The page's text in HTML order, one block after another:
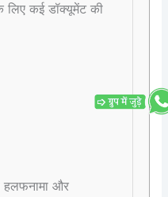
लिए कई डॉक्यूमेंट की
हलफनामा और